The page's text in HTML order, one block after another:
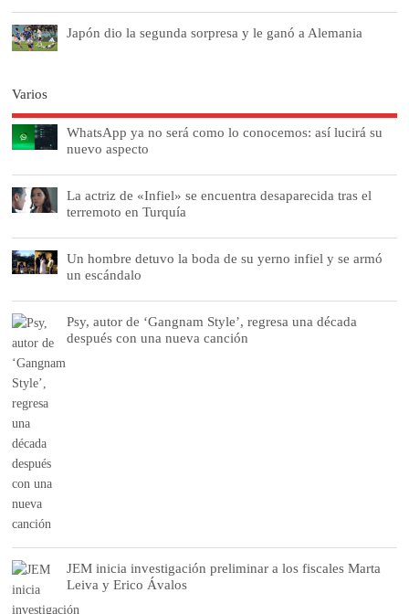
Japón dio la segunda sorpresa y le ganó a Alemania
Varios
WhatsApp ya no será como lo conocemos: así lucirá su
nuevo aspecto
La actriz de «Infiel» se encuentra desaparecida tras el
terremoto en Turquía
Un hombre detuvo la boda de su yerno infiel y se armó
un escándalo
Psy, autor de ‘Gangnam Style’, regresa una década
después con una nueva canción
JEM inicia investigación preliminar a los fiscales Marta
Leiva y Erico Ávalos